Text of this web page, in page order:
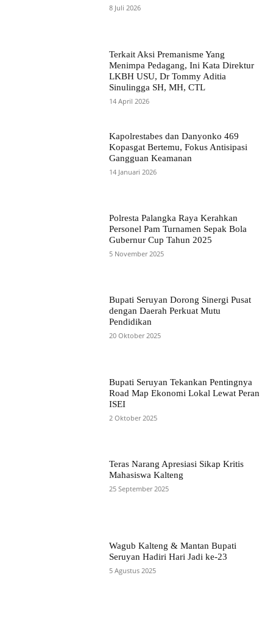
8 Juli 2026
Terkait Aksi Premanisme Yang
Menimpa Pedagang, Ini Kata Direktur
LKBH USU, Dr Tommy Aditia
Sinulingga SH, MH, CTL
14 April 2026
Kapolrestabes dan Danyonko 469
Kopasgat Bertemu, Fokus Antisipasi
Gangguan Keamanan
14 Januari 2026
Polresta Palangka Raya Kerahkan
Personel Pam Turnamen Sepak Bola
Gubernur Cup Tahun 2025
5 November 2025
Bupati Seruyan Dorong Sinergi Pusat
dengan Daerah Perkuat Mutu
Pendidikan
20 Oktober 2025
Bupati Seruyan Tekankan Pentingnya
Road Map Ekonomi Lokal Lewat Peran
ISEI
2 Oktober 2025
Teras Narang Apresiasi Sikap Kritis
Mahasiswa Kalteng
25 September 2025
Wagub Kalteng & Mantan Bupati
Seruyan Hadiri Hari Jadi ke-23
5 Agustus 2025